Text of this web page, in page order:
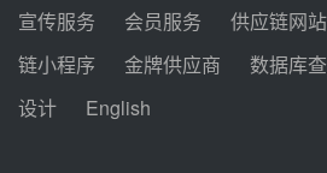
中能建华中
100MW光热
宣传服务 会员服务 供应链网站
链小程序
金牌供应商 数据库
设计
English